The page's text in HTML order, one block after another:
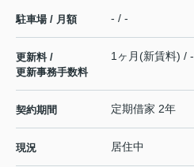
駐車場 / 月額 - / -
更新料 /
更新事務手数料
1ヶ月(新賃料) / -
契約期間 定期借家 2年
現況 居住中